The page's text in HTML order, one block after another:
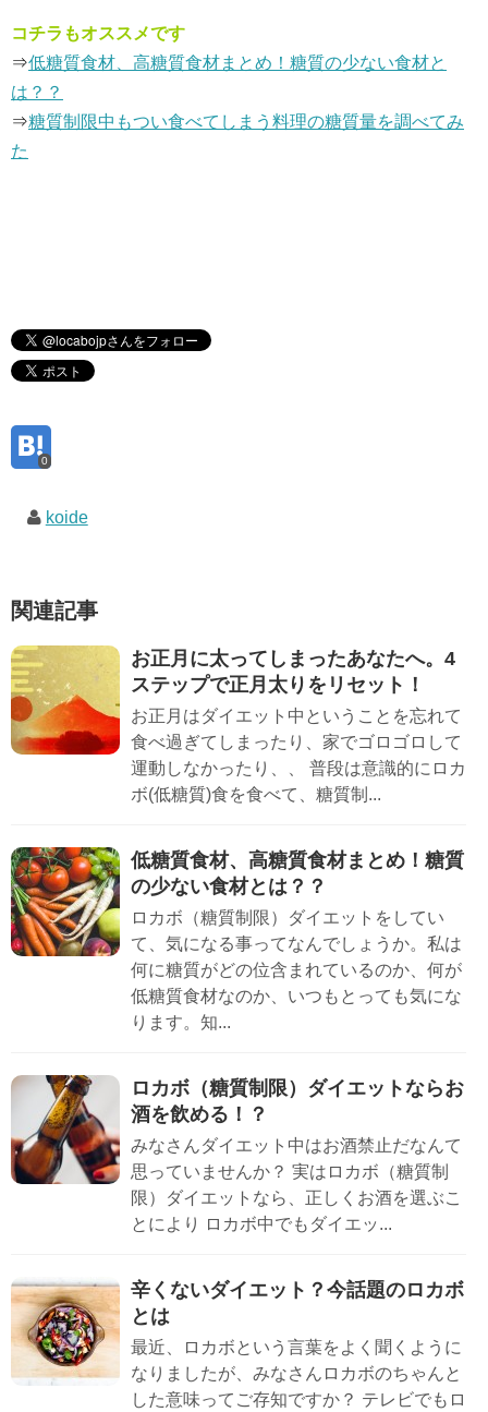
コチラもオススメです
⇒低糖質食材、高糖質食材まとめ！糖質の少ない食材と
は？？
⇒糖質制限中もつい食べてしまう料理の糖質量を調べてみ
た
0
koide
関連記事
お正月に太ってしまったあなたへ。4
ステップで正月太りをリセット！
お正月はダイエット中ということを忘れて
食べ過ぎてしまったり、家でゴロゴロして
運動しなかったり、、 普段は意識的にロカ
ボ(低糖質)食を食べて、糖質制...
低糖質食材、高糖質食材まとめ！糖質
の少ない食材とは？？
ロカボ（糖質制限）ダイエットをしてい
て、気になる事ってなんでしょうか。私は
何に糖質がどの位含まれているのか、何が
低糖質食材なのか、いつもとっても気にな
ります。知...
ロカボ（糖質制限）ダイエットならお
酒を飲める！？
みなさんダイエット中はお酒禁止だなんて
思っていませんか？ 実はロカボ（糖質制
限）ダイエットなら、正しくお酒を選ぶこ
とにより ロカボ中でもダイエッ...
辛くないダイエット？今話題のロカボ
とは
最近、ロカボという言葉をよく聞くように
なりましたが、みなさんロカボのちゃんと
した意味ってご存知ですか？ テレビでもロ